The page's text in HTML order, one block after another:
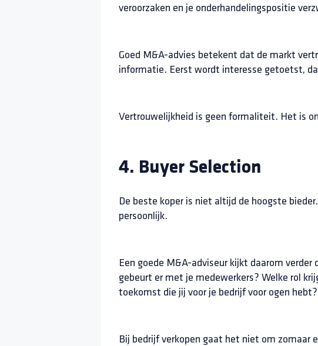
veroorzaken en je onderhandelingspositie
Goed M&A-advies betekent dat de markt
informatie. Eerst wordt interesse getoetst,
Vertrouwelijkheid is geen formaliteit. Het is
4. Buyer Selection
De beste koper is niet altijd de hoogste
persoonlijk.
Een goede M&A-adviseur kijkt daarom
gebeurt er met je medewerkers? Welke rol
toekomst die jij voor je bedrijf voor ogen hebt?
Bij bedrijf verkopen gaat het niet om zomaar